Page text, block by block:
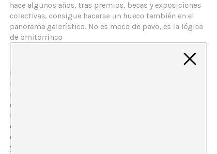
hace algunos años, tras premios, becas y exposiciones
colectivas, consigue hacerse un hueco también en el
panorama galerístico. No es moco de pavo, es la lógica
de ornitorrinco
El animal que da nombre al título supuso una
inesperada sorpresa para los cánones del pensamiento
naturalista, conteniendo piezas de diferentes especies
ensambladas en un mismo ser: un mamífero que pone
huevos, que tiene pico de ave pero también dientes,
emite veneno y ni vuela ni camina, sólo nada. El título
de la exposición de Daniel Jacoby es más que acertado,
ya que como los ornitorrincos, su obra se estructura en